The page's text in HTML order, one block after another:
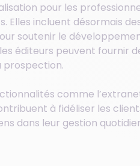
pour les
Elles incluent désormais
soutenir le
éditeurs peuvent fournir
prospection.
comme
à fidéliser les
dans leur gestion